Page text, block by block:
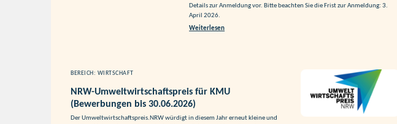
Details zur Anmeldung vor. Bitte beachten Sie die Frist zur Anmeldung: 3.
April 2026.
Weiterlesen
BEREICH: WIRTSCHAFT
NRW-Umweltwirtschaftspreis für KMU
(Bewerbungen bis 30.06.2026)
Der Umweltwirtschaftspreis.NRW würdigt in diesem Jahr erneut kleine und